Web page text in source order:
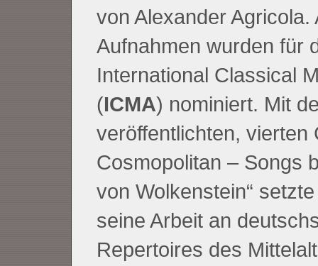
von Alexander Agricola.
Aufnahmen wurden für
International Classical
(ICMA) nominiert. Mit
veröffentlichten, vierten
Cosmopolitan – Songs
von Wolkenstein“
seine Arbeit an
Repertoires des